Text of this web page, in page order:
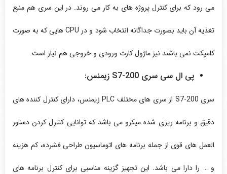
می رود که برای کنترل پروژه های به کار می روند. در این سری هم منبع
تغذیه آن باید بصورت جداگانه انتخاب شود و در CPU هایی که به صورت
کامپکت نمی باشند نیز ماژول کارت ورودی و خروجی هم نیاز است.
پی ال سی سری S7-200 زیمنس:
سری S7-200 از سری های مختلف PLC زیمنس، دارای کنترل کننده های
دقیق و برنامه ریزی شده میکرو می باشد که توانایی کنترل کردن دستور
العمل های قوی از جمله برنامه های اتوماسیون طراحی فشرده، کم هزینه
و … را دارا می باشد. این تجهیز گزینه مناسبی برای کنترل برنامه های